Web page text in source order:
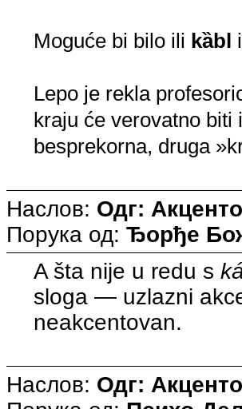
Moguće bi bilo ili kȁbl
Lepo je rekla
kraju će verovatno
besprekorna, druga
Наслов: Одг:
Порука од: Ђорђе
A šta nije u redu s
sloga — uzlazni
neakcentovan.
Наслов: Одг: